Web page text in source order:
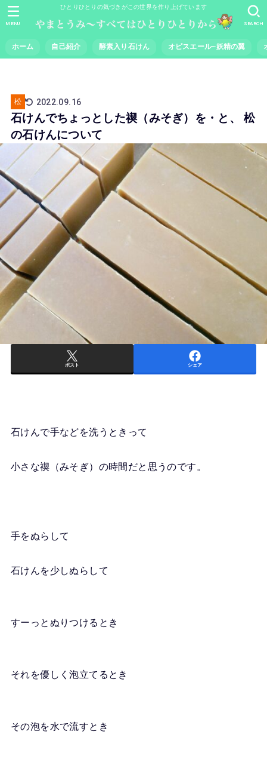
ひとりひとりの気づきがこの世界を作り上げています
ホーム 自己紹介 酵素入り石けん オピスエール~妖精の翼
SEARCH
MENU
松 2022.09.16
石けんでちょっとした禊（みそぎ）を・と、 松
の石けんについて
ポスト シェア
石けんで手などを洗うときって
小さな禊（みそぎ）の時間だと思うのです。
手をぬらして
石けんを少しぬらして
すーっとぬりつけるとき
それを優しく泡立てるとき
その泡を水で流すとき